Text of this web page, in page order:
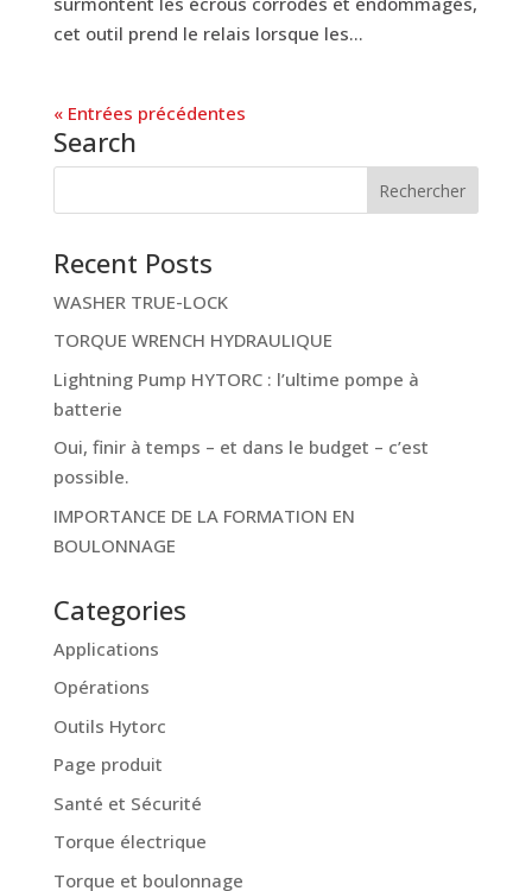
cet outil prend le relais lorsque les...
« Entrées précédentes
Search
Recent Posts
WASHER TRUE-LOCK
TORQUE WRENCH HYDRAULIQUE
Lightning Pump HYTORC : l’ultime pompe à
batterie
Oui, finir à temps – et dans le budget – c’est
possible.
IMPORTANCE DE LA FORMATION EN
BOULONNAGE
Categories
Applications
Opérations
Outils Hytorc
Page produit
Santé et Sécurité
Torque électrique
Torque et boulonnage